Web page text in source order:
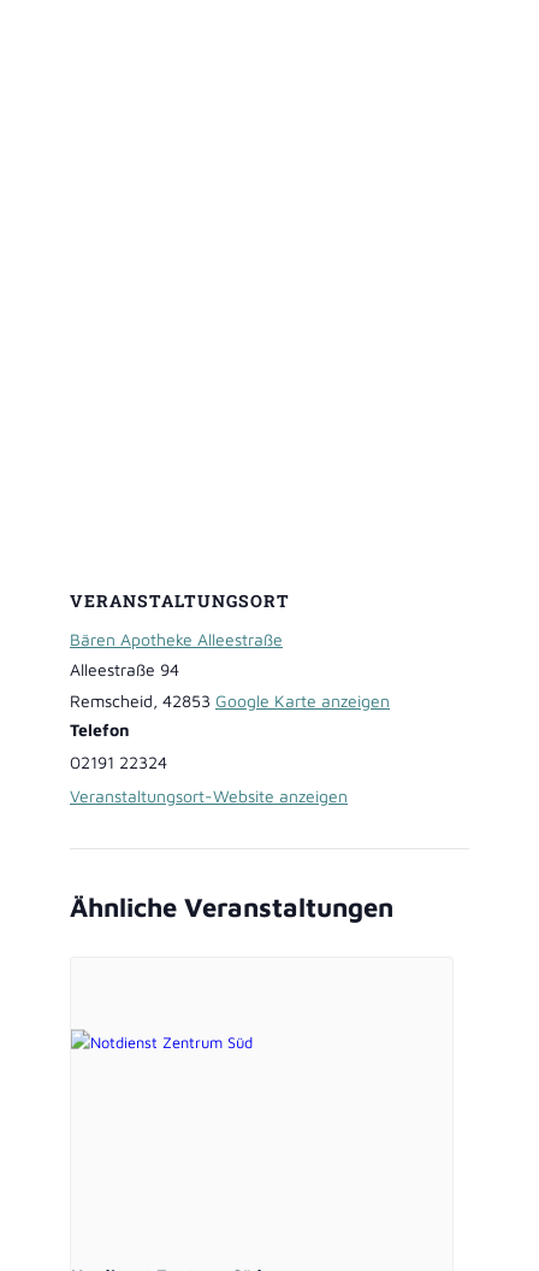
VERANSTALTUNGSORT
Bären Apotheke Alleestraße
Alleestraße 94
Remscheid, 42853 Google Karte anzeigen
Telefon
02191 22324
Veranstaltungsort-Website anzeigen
Ähnliche Veranstaltungen